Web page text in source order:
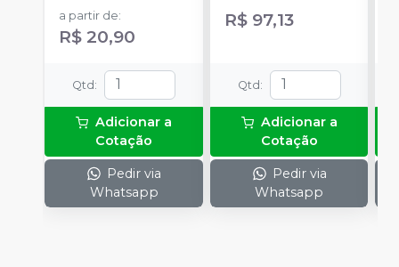
a partir de:
R$ 20,90
Qtd :
Adicionar a
Cotação
Pedir via
Whatsapp
R$ 97,13
Qtd :
Adicionar a
Cotação
Pedir via
Whatsapp